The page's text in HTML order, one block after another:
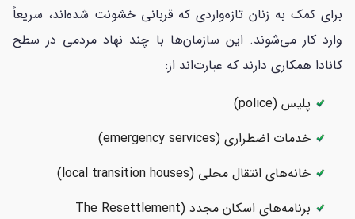
برای کمک به زنان تازه‌واردی که قربانی خشونت شده‌اند، سریعاً
وارد کار می‌شوند. این سازمان‌ها با چند نهاد مردمی در سطح
کانادا همکاری دارند که عبارت‌اند از:
پلیس (police)
خدمات اضطراری (emergency services)
خانه‌های انتقال محلی (local transition houses)
برنامه‌های اسکان مجدد (The Resettlement